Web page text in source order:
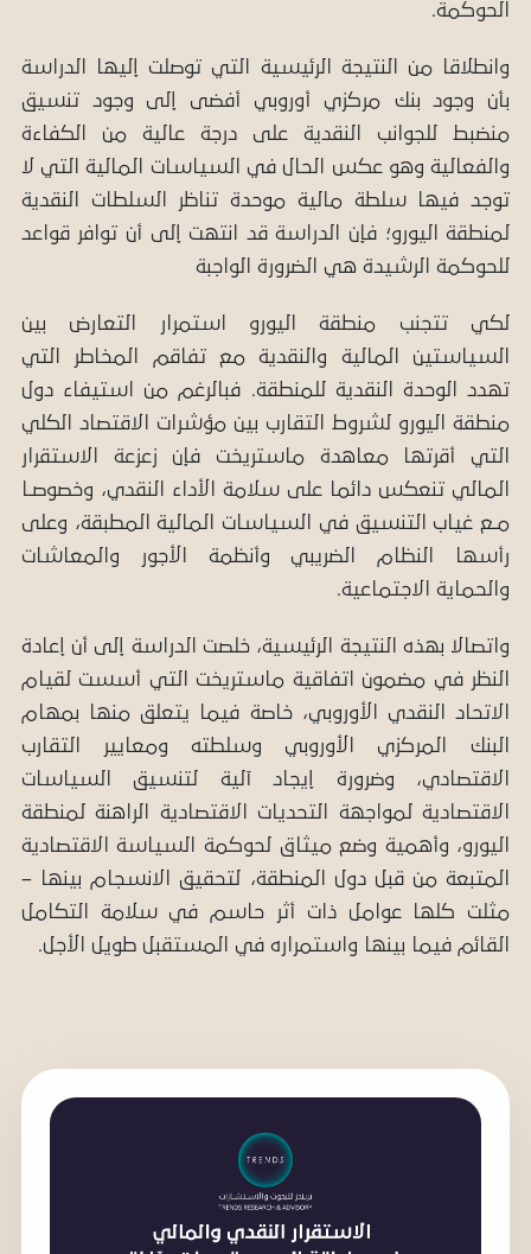
الحوكمة.
وانطلاقا من النتيجة الرئيسية التي توصلت إليها الدراسة
بأن وجود بنك مركزي أوروبي أفضى إلى وجود تنسيق
منضبط للجوانب النقدية على درجة عالية من الكفاءة
والفعالية وهو عكس الحال في السياسات المالية التي لا
توجد فيها سلطة مالية موحدة تناظر السلطات النقدية
لمنطقة اليورو؛ فإن الدراسة قد انتهت إلى أن توافر قواعد
للحوكمة الرشيدة هي الضرورة الواجبة
لكي تتجنب منطقة اليورو استمرار التعارض بين
السياستين المالية والنقدية مع تفاقم المخاطر التي
تهدد الوحدة النقدية للمنطقة. فبالرغم من استيفاء دول
منطقة اليورو لشروط التقارب بين مؤشرات الاقتصاد الكلي
التي أقرتها معاهدة ماستريخت فإن زعزعة الاستقرار
المالي تنعكس دائما على سلامة الأداء النقدي، وخصوصـا
مـع غياب التنسيق في السياسات المالية المطبقة، وعلى
رأسها النظام الضريبي وأنظمة الأجور والمعاشات
والحماية الاجتماعية.
واتصالا بهذه النتيجة الرئيسية، خلصت الدراسة إلى أن إعادة
النظر في مضمون اتفاقية ماستريخت التي أسست لقيام
الاتحاد النقدي الأوروبي، خاصة فيما يتعلق منها بمهام
البنك المركزي الأوروبي وسلطته ومعايير التقارب
الاقتصادي، وضرورة إيجاد آلية لتنسيق السياسات
الاقتصادية لمواجهة التحديات الاقتصادية الراهنة لمنطقة
اليورو، وأهمية وضع ميثاق لحوكمة السياسة الاقتصادية
المتبعة من قبل دول المنطقة، لتحقيق الانسجام بينها –
مثلت كلها عوامل ذات أثر حاسم في سلامة التكامل
القائم فيما بينها واستمراره في المستقبل طويل الأجل.